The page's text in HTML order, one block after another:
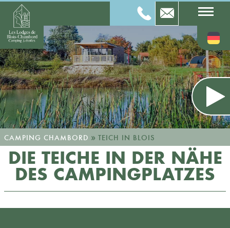
CAMPING CHAMBORD » TEICH IN BLOIS
DIE TEICHE IN DER NÄHE
DES CAMPINGPLATZES